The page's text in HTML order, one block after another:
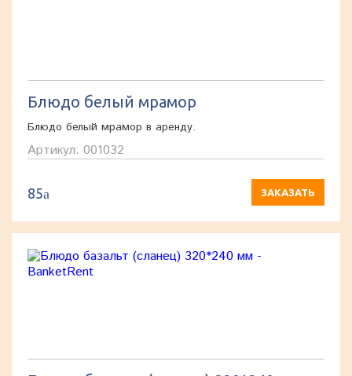
Блюдо белый мрамор
Блюдо белый мрамор в аренду.
Артикул: 001032
85a ЗАКАЗАТЬ